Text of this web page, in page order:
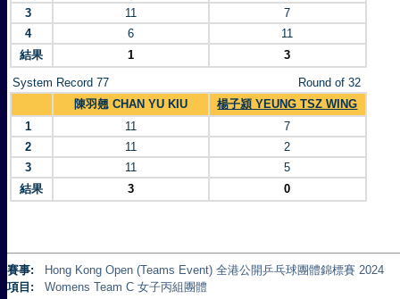
3
11
7
4
6
11
結果
1 3
System Record 77
Round of 32
陳羽翹 CHAN YU KIU
楊子潁 YEUNG TSZ WING
1
11
7
2
11
2
3
11
5
結果
3 0
賽事:
Hong Kong Open (Teams Event) 全港公開乒乓球團體錦標賽 2024
項目:
Womens Team C 女子丙組團體